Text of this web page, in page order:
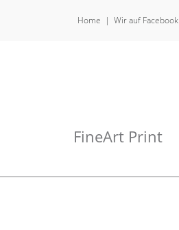
Home Wir auf Facebook
FineArt Print